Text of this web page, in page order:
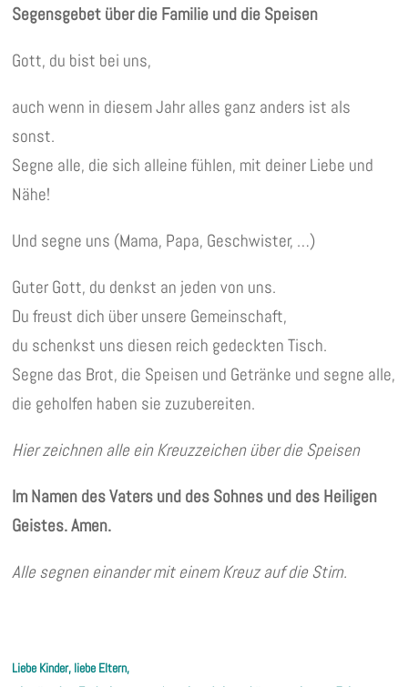
Segensgebet über die Familie und die Speisen
Gott, du bist bei uns,
auch wenn in diesem Jahr alles ganz anders ist als
sonst.
Segne alle, die sich alleine fühlen, mit deiner Liebe und
Nähe!
Und segne uns (Mama, Papa, Geschwister, …)
Guter Gott, du denkst an jeden von uns.
Du freust dich über unsere Gemeinschaft,
du schenkst uns diesen reich gedeckten Tisch.
Segne das Brot, die Speisen und Getränke und segne alle,
die geholfen haben sie zuzubereiten.
Hier zeichnen alle ein Kreuzzeichen über die Speisen
Im Namen des Vaters und des Sohnes und des Heiligen
Geistes. Amen.
Alle segnen einander mit einem Kreuz auf die Stirn.
Liebe Kinder, liebe Eltern,